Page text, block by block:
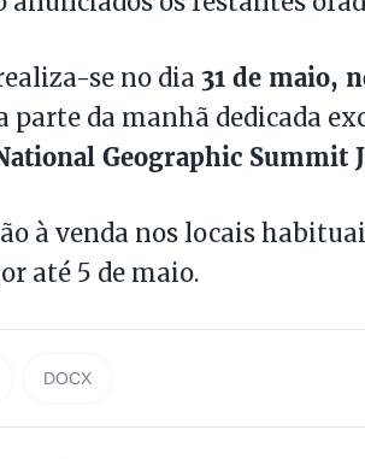
se no dia 31 de maio,
parte da manhã dedicada
Geographic Summit
à venda nos locais
até 5 de maio.
DOCX